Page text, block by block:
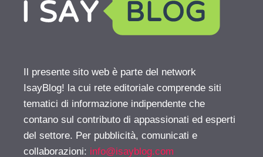
Il presente sito web è parte del network
IsayBlog! la cui rete editoriale comprende siti
tematici di informazione indipendente che
contano sul contributo di appassionati ed esperti
del settore. Per pubblicità, comunicati e
collaborazioni: info@isayblog.com